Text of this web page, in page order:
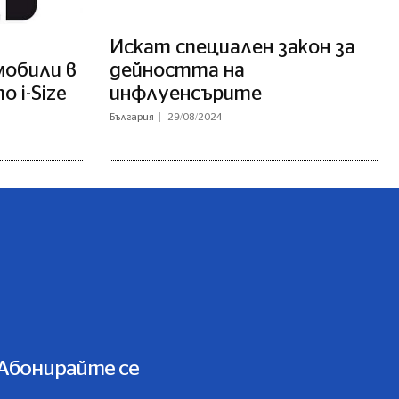
в
i-Size
Искат специален закон за
дейността на
инфлуенсърите
България 29/08/2024
се